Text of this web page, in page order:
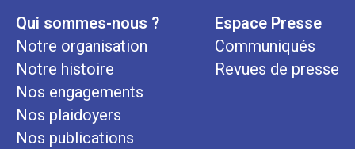
Qui sommes-nous ?
Notre organisation
Notre histoire
Nos engagements
Nos plaidoyers
Nos publications
Espace Presse
Communiqués
Revues de presse